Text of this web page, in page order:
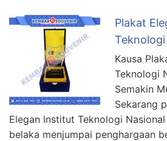
Plakat
Kausa
Teknologi
Semakin
Sekarang
Elegan Institut Teknologi
belaka menjumpai penghargaan